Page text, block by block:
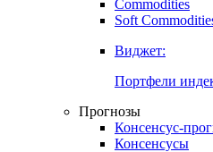
Commodities
Soft
Виджет:
Портфели
Прогнозы
Консенсус-
Консенсусы